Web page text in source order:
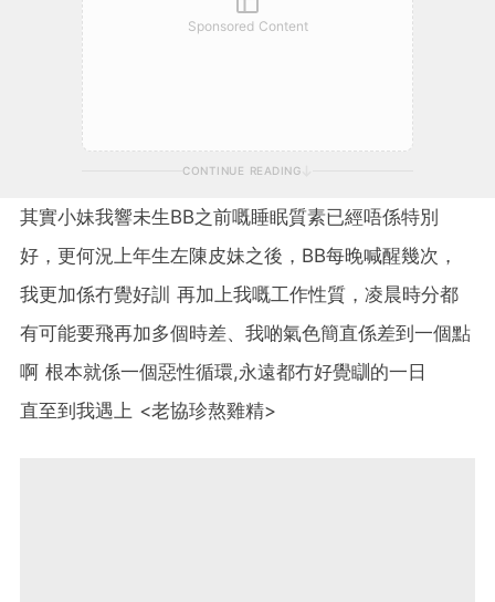
Sponsored Content
CONTINUE READING
其實小妹我響未生BB之前嘅睡眠質素已經唔係特別
好，更何況上年生左陳皮妹之後，BB每晚喊醒幾次，
我更加係冇覺好訓 再加上我嘅工作性質，凌晨時分都
有可能要飛再加多個時差、我啲氣色簡直係差到一個點
啊 根本就係一個惡性循環,永遠都冇好覺瞓的一日
直至到我遇上 <老協珍熬雞精>